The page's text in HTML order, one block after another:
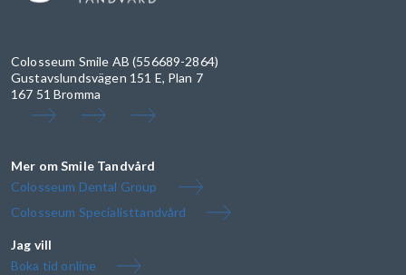
Colosseum Smile AB (556689-2864)
Gustavslundsvägen 151 E, Plan 7
167 51 Bromma
Mer om Smile Tandvård
Colosseum Dental Group
Colosseum Specialisttandvård
Jag vill
Boka tid online